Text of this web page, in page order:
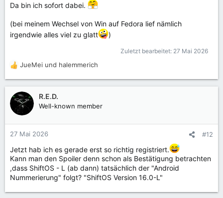
Da bin ich sofort dabei.
(bei meinem Wechsel von Win auf Fedora lief nämlich
irgendwie alles viel zu glatt
)
Zuletzt bearbeitet: 27 Mai 2026
R
e
a
k
t
o
n
n
:
JueMei und halemmerich
R.E.D.
Well-known member
27 Mai 2026 #12
Jetzt hab ich es gerade erst so richtig registriert.
Kann man den Spoiler denn schon als Bestätigung betrachten
,dass ShiftOS - L (ab dann) tatsächlich der "Android
Nummerierung" folgt? "ShiftOS Version 16.0-L"